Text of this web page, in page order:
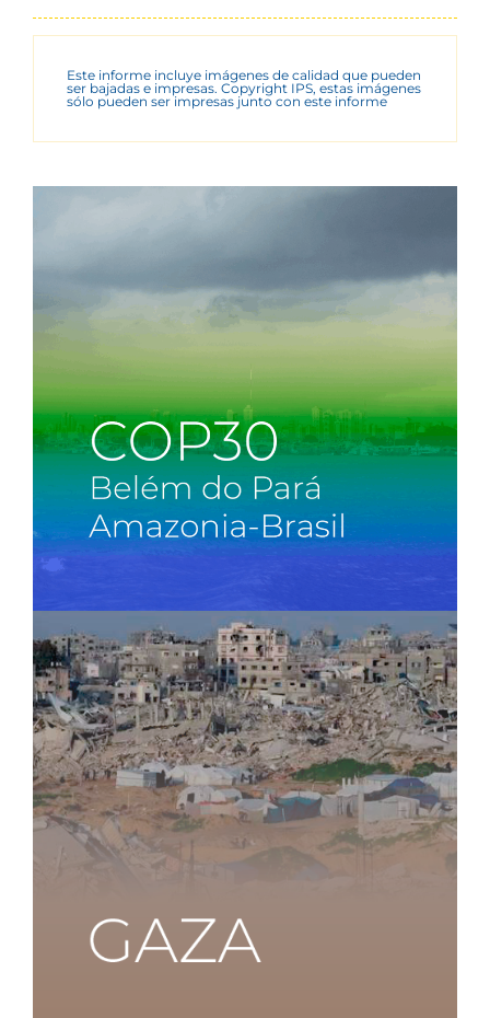
Este informe incluye imágenes de calidad que pueden
ser bajadas e impresas. Copyright IPS, estas imágenes
sólo pueden ser impresas junto con este informe